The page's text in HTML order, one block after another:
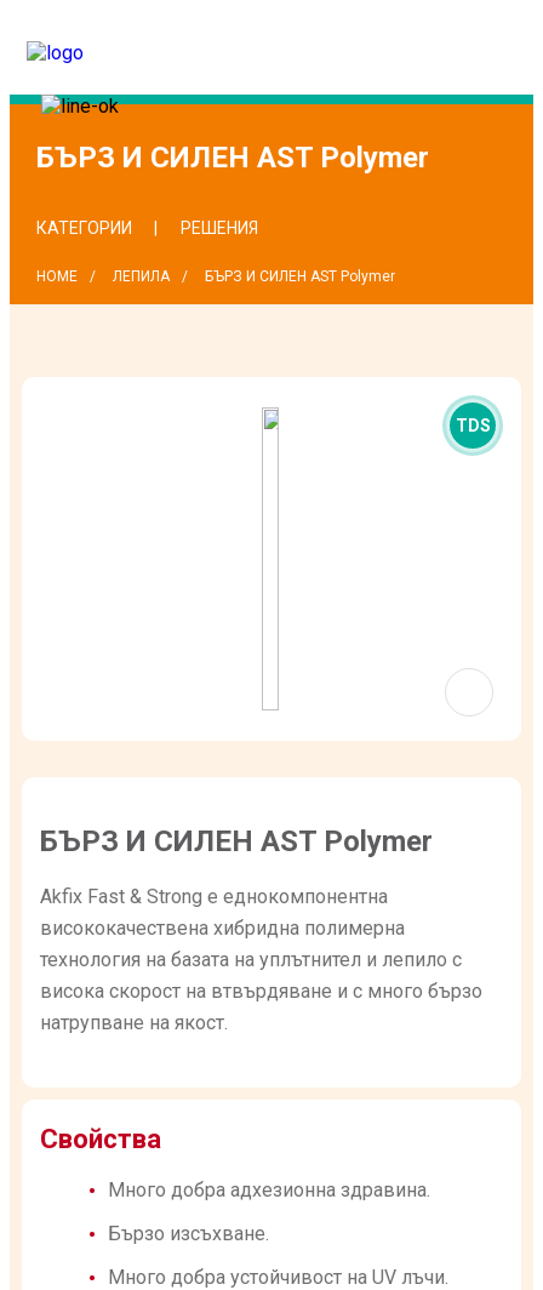
БЪРЗ И СИЛЕН AST Polymer
КАТЕГОРИИ РЕШЕНИЯ
HOME ЛЕПИЛА БЪРЗ И СИЛЕН AST Polymer
TDS
БЪРЗ И СИЛЕН AST Polymer
Akfix Fast & Strong е еднокомпонентна
висококачествена хибридна полимерна
технология на базата на уплътнител и лепило с
висока скорост на втвърдяване и с много бързо
натрупване на якост.
Свойства
Много добра адхезионна здравина.
Бързо изсъхване.
Много добра устойчивост на UV лъчи.